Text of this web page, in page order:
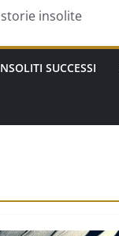
insolite
SUCCESSI